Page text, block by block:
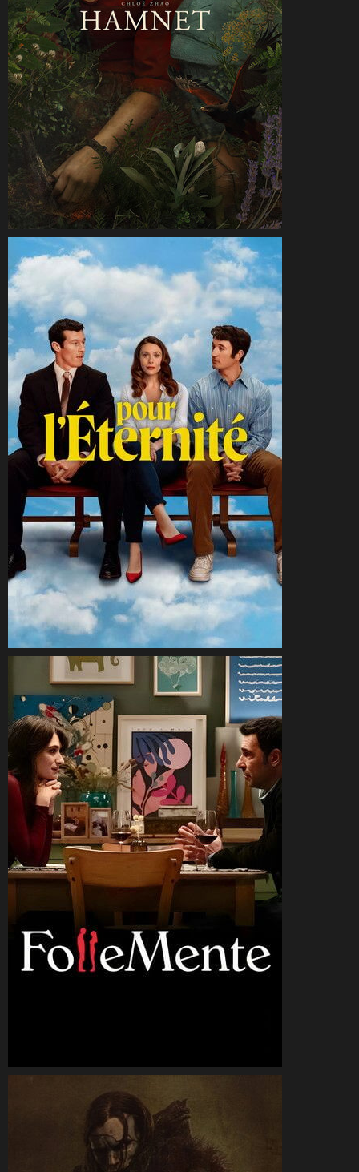
CineSam 8 février 2026
CineSam 11 janvier 2026
13 décembre 2025